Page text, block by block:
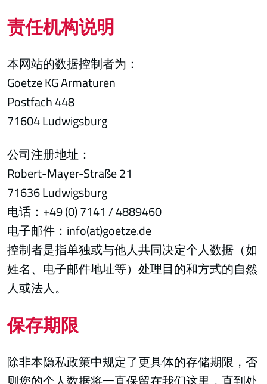
责任机构说明
本网站的数据控制者为：
Goetze KG Armaturen
Postfach 448
71604 Ludwigsburg
公司注册地址：
Robert-Mayer-Straße 21
71636 Ludwigsburg
电话：+49 (0) 7141 / 4889460
电子邮件：info(at)goetze.de
控制者是指单独或与他人共同决定个人数据（如
姓名、电子邮件地址等）处理目的和方式的自然
人或法人。
保存期限
除非本隐私政策中规定了更具体的存储期限，否